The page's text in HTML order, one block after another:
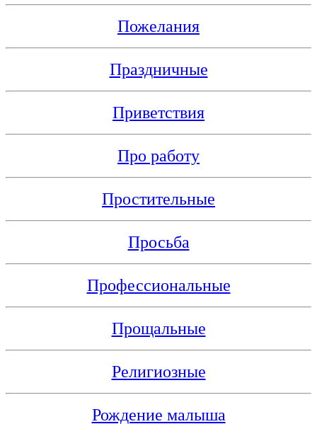
Пожелания
Праздничные
Приветствия
Про работу
Простительные
Просьба
Профессиональные
Прощальные
Религиозные
Рождение малыша